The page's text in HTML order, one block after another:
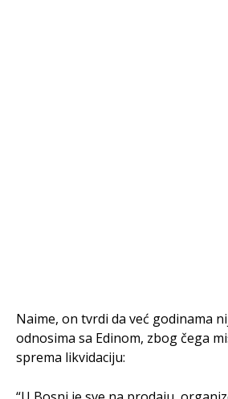
Naime, on tvrdi da već godinama
odnosima sa Edinom, zbog čega
sprema likvidaciju: